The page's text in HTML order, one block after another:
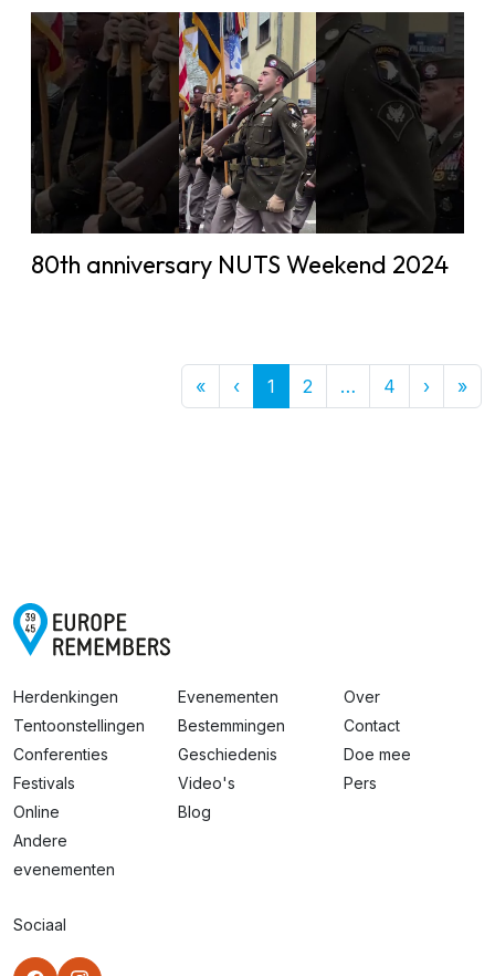
80th anniversary NUTS Weekend 2024
«First
‹Previous
1 2 … More
4 › Next
»
Herdenkingen
Tentoonstellingen
Conferenties
Festivals
Online
Andere
evenementen
Evenementen
Bestemmingen
Geschiedenis
Video's
Blog
Over
Contact
Doe mee
Pers
Sociaal